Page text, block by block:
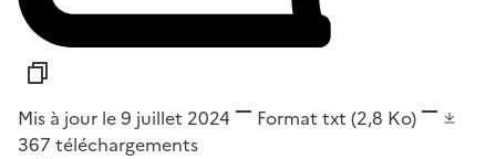
Mis à jour le 9 juillet 2024 Format txt (2,8 Ko)
367 téléchargements